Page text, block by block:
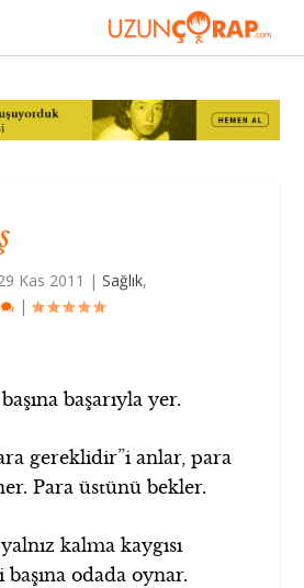
Kas 2011 |Sağlık,
|
başarıyla yer.
gereklidir”i anlar, para
Para üstünü bekler.
kalma kaygısı
başına odada oynar.